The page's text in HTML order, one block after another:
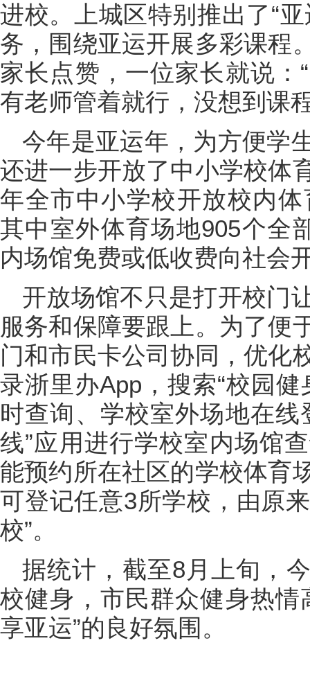
进校。上城区特别推出了“
务，围绕亚运开展多彩课程
家长点赞，一位家长就说
有老师管着就行，没想到课
今年是亚运年，为方便学
还进一步开放了中小学校体
年全市中小学校开放校内
其中室外体育场地905个全
内场馆免费或低收费向社会
开放场馆不只是打开校门
服务和保障要跟上。为了便
门和市民卡公司协同，优化
录浙里办App，搜索“校园
时查询、学校室外场地在
线”应用进行学校室内场馆
能预约所在社区的学校体育
可登记任意3所学校，由原
校”。
据统计，截至8月上旬，
校健身，市民群众健身热情
享亚运”的良好氛围。